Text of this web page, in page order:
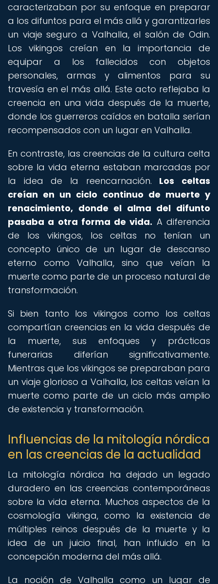
caracterizaban por su enfoque en preparar
a los difuntos para el más allá y garantizarles
un viaje seguro a Valhalla, el salón de Odin.
Los vikingos creían en la importancia de
equipar a los fallecidos con objetos
personales, armas y alimentos para su
travesía en el más allá. Este acto reflejaba la
creencia en una vida después de la muerte,
donde los guerreros caídos en batalla serían
recompensados con un lugar en Valhalla.
En contraste, las creencias de la cultura celta
sobre la vida eterna estaban marcadas por
la idea de la reencarnación. Los celtas
creían en un ciclo continuo de muerte y
renacimiento, donde el alma del difunto
pasaba a otra forma de vida. A diferencia
de los vikingos, los celtas no tenían un
concepto único de un lugar de descanso
eterno como Valhalla, sino que veían la
muerte como parte de un proceso natural de
transformación.
Si bien tanto los vikingos como los celtas
compartían creencias en la vida después de
la muerte, sus enfoques y prácticas
funerarias diferían significativamente.
Mientras que los vikingos se preparaban para
un viaje glorioso a Valhalla, los celtas veían la
muerte como parte de un ciclo más amplio
de existencia y transformación.
Influencias de la mitología nórdica
en las creencias de la actualidad
La mitología nórdica ha dejado un legado
duradero en las creencias contemporáneas
sobre la vida eterna. Muchos aspectos de la
cosmología vikinga, como la existencia de
múltiples reinos después de la muerte y la
idea de un juicio final, han influido en la
concepción moderna del más allá.
La noción de Valhalla como un lugar de